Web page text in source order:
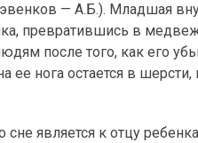
— А.Б.). Младшая
превратившись в
после того, как его
ее нога остается в
является к отцу